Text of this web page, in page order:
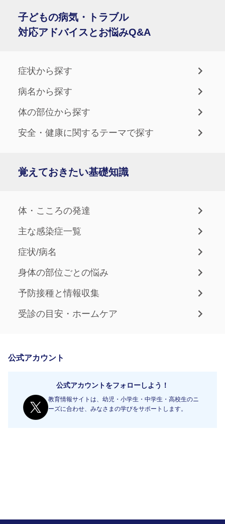
子どもの病気・トラブル
対応アドバイスとお悩みQ&A
症状から探す
病名から探す
体の部位から探す
安全・健康に関するテーマで探す
覚えておきたい基礎知識
体・こころの発達
主な感染症一覧
症状/病名
身体の部位ごとの悩み
予防接種と情報収集
受診の目安・ホームケア
公式アカウント
公式アカウントをフォローしよう！
教育情報サイトは、幼児・小学生・中学生・高校生のニ
ーズに合わせ、みなさまの学びをサポートします。